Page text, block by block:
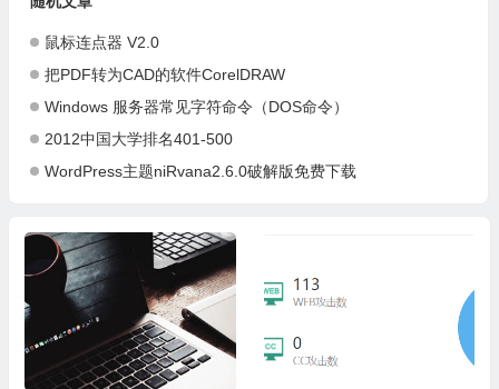
鼠标连点器 V2.0
把PDF转为CAD的软件CorelDRAW
Windows 服务器常见字符命令（DOS命令）
2012中国大学排名401-500
WordPress主题niRvana2.6.0破解版免费下载